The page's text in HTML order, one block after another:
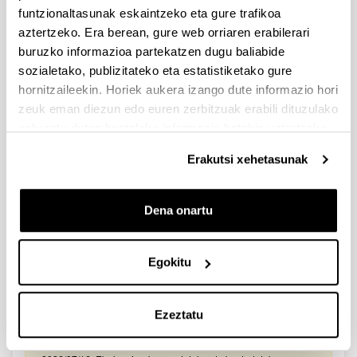
funtzionaltasunak eskaintzeko eta gure trafikoa
aztertzeko. Era berean, gure web orriaren erabilerari
buruzko informazioa partekatzen dugu baliabide
sozialetako, publizitateko eta estatistiketako gure
hornitzaileekin. Horiek aukera izango dute informazio hori
zeuk eman diezun edo euren zerbitzuak erabili dituzulako
Erakutsi xehetasunak
Dena onartu
Egokitu
Ezeztatu
2026/03/25. Onartutako eta baztertutako eskabideen behin-
behineko zerrendako akatsen zuzenketa - 2026/03/23-
Onartuak izan diren eta akatsen bat zuzendu behar duten
eskaeren behin-behineko zerrenda. Alegazioak aurkezteko
epea: 2026/03/24tik 2026/04/09rarte. (biak barne)
Zientzia, Teknologia eta Berrikuntza arloetako kultura
sustatzeko laguntzen deialdia (FECYT) 2026
Aurkezteko epea zabalik: 2026/07/01 - 2026/09/16 13:00
Dokumentazioa bidaltzeko barne-epea: bakarkako
2026/09/11
PROGRAMME 2027
IKERTZAILE DOKTOREAK UPV/EHUn KONTRATATZEKO
DEIALDIA (2026)
Izapide irekia (Eskaerak aurkezteko epea: 2026/06/03 - 2026/06/25
23:59)